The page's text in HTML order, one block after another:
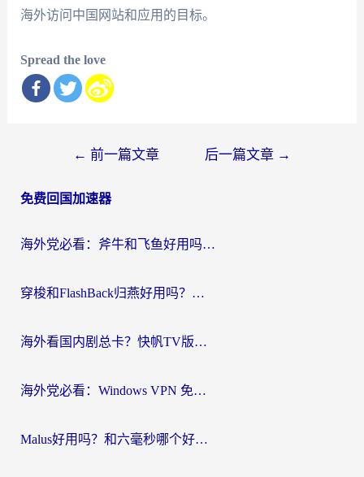
海外访问中国网站和应用的目标。
Spread the love
导
← 前一篇文章 后一篇文章 →
免费回国加速器
海外党必看：斧牛和飞鱼好用吗？3步选对回国加速器，无缝刷剧玩国服
穿梭和FlashBack归燕好用吗？海外党亲测3款热门回国加速器，教你选对不踩坑
海外看国内剧总卡？快帆TV版VPN好用吗？和快滚VPN对比哪个回国效果更好？
海外党必看：Windows VPN 免费？别踩坑！教你选对好用的国内加速器无缝回国
Malus好用吗？和六毫秒哪个好？海外党选回国加速器的避坑指南